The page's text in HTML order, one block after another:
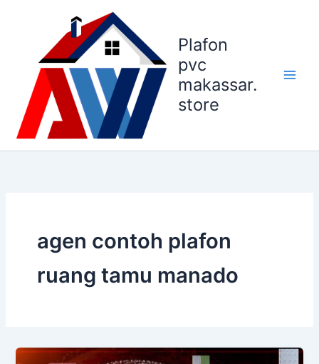
Plafon
pvc
makassar.
store
agen contoh plafon
ruang tamu manado